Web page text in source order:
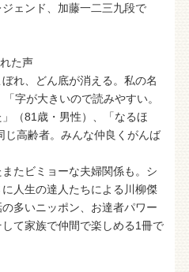
ェンド、加藤一二三九段で
た声
れ、どん底が消える。私の名
字が大きいので読みやすい。
（81歳・男性）、「なるほ
高齢者。みんな仲良くがんば
たビミョーな夫婦関係も。シ
人生の達人たちによる川柳傑
多いニッポン、お達者パワー
て家族で仲間で楽しめる1冊で